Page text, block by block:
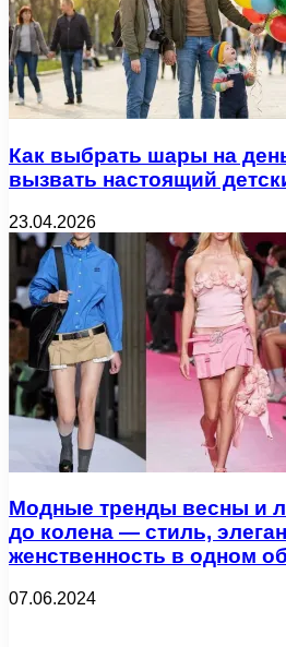
Как выбрать шары на
вызвать настоящий
23.04.2026
Модные тренды весны и
до колена — стиль,
женственность в одном
07.06.2024